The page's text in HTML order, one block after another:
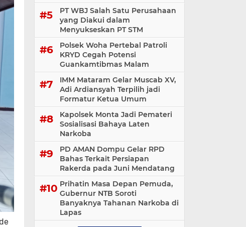
PT WBJ Salah Satu Perusahaan
yang Diakui dalam
Menyukseskan PT STM
Polsek Woha Pertebal Patroli
KRYD Cegah Potensi
Guankamtibmas Malam
IMM Mataram Gelar Muscab XV,
Adi Ardiansyah Terpilih jadi
Formatur Ketua Umum
Kapolsek Monta Jadi Pemateri
Sosialisasi Bahaya Laten
Narkoba
PD AMAN Dompu Gelar RPD
Bahas Terkait Persiapan
Rakerda pada Juni Mendatang
Prihatin Masa Depan Pemuda,
Gubernur NTB Soroti
Banyaknya Tahanan Narkoba di
Lapas